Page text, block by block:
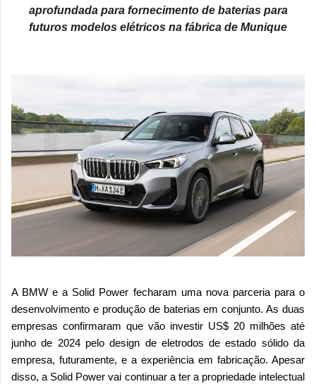
aprofundada para fornecimento de baterias para
futuros modelos elétricos na fábrica de Munique
A BMW e a Solid Power fecharam uma nova parceria para o
desenvolvimento e produção de baterias em conjunto. As duas
empresas confirmaram que vão investir US$ 20 milhões até
junho de 2024 pelo design de eletrodos de estado sólido da
empresa, futuramente, e a experiência em fabricação. Apesar
disso, a Solid Power vai continuar a ter a propriedade intelectual